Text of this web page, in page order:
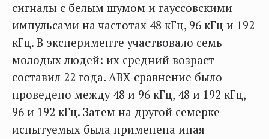
сигналы с белым шумом и гауссовскими
импульсами на частотах 48 кГц, 96 кГц и 192
кГц. В эксперименте участвовало семь
молодых людей: их средний возраст
составил 22 года. ABX-сравнение было
проведено между 48 и 96 кГц, 48 и 192 кГц,
96 и 192 кГц. Затем на другой семерке
испытуемых была применена иная